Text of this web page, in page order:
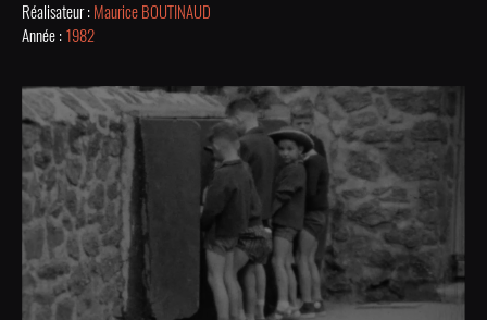
Réalisateur : Maurice BOUTINAUD
Année : 1982